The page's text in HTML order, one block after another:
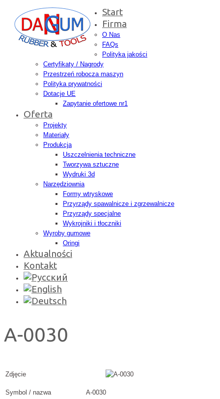
Start
Firma
O Nas
FAQs
Polityka jakości
Certyfikaty / Nagrody
Przestrzeń robocza maszyn
Polityka prywatności
Dotacje UE
Zapytanie ofertowe nr1
Oferta
Projekty
Materiały
Produkcja
Uszczelnienia techniczne
Tworzywa sztuczne
Wydruki 3d
Narzędziownia
Formy wtryskowe
Przyrządy spawalnicze i zgrzewalnicze
Przyrządy specjalne
Wykrojniki i tłoczniki
Wyroby gumowe
Oringi
Aktualności
Kontakt
A-0030
Zdjęcie
Symbol / nazwa
A-0030